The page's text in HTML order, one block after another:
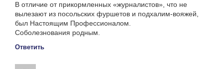
В отличие от прикормленных «журналистов», что не
вылезают из посольских фуршетов и подхалим-вояжей,
был Настоящим Профессионалом.
Соболезнования родным.
Ответить